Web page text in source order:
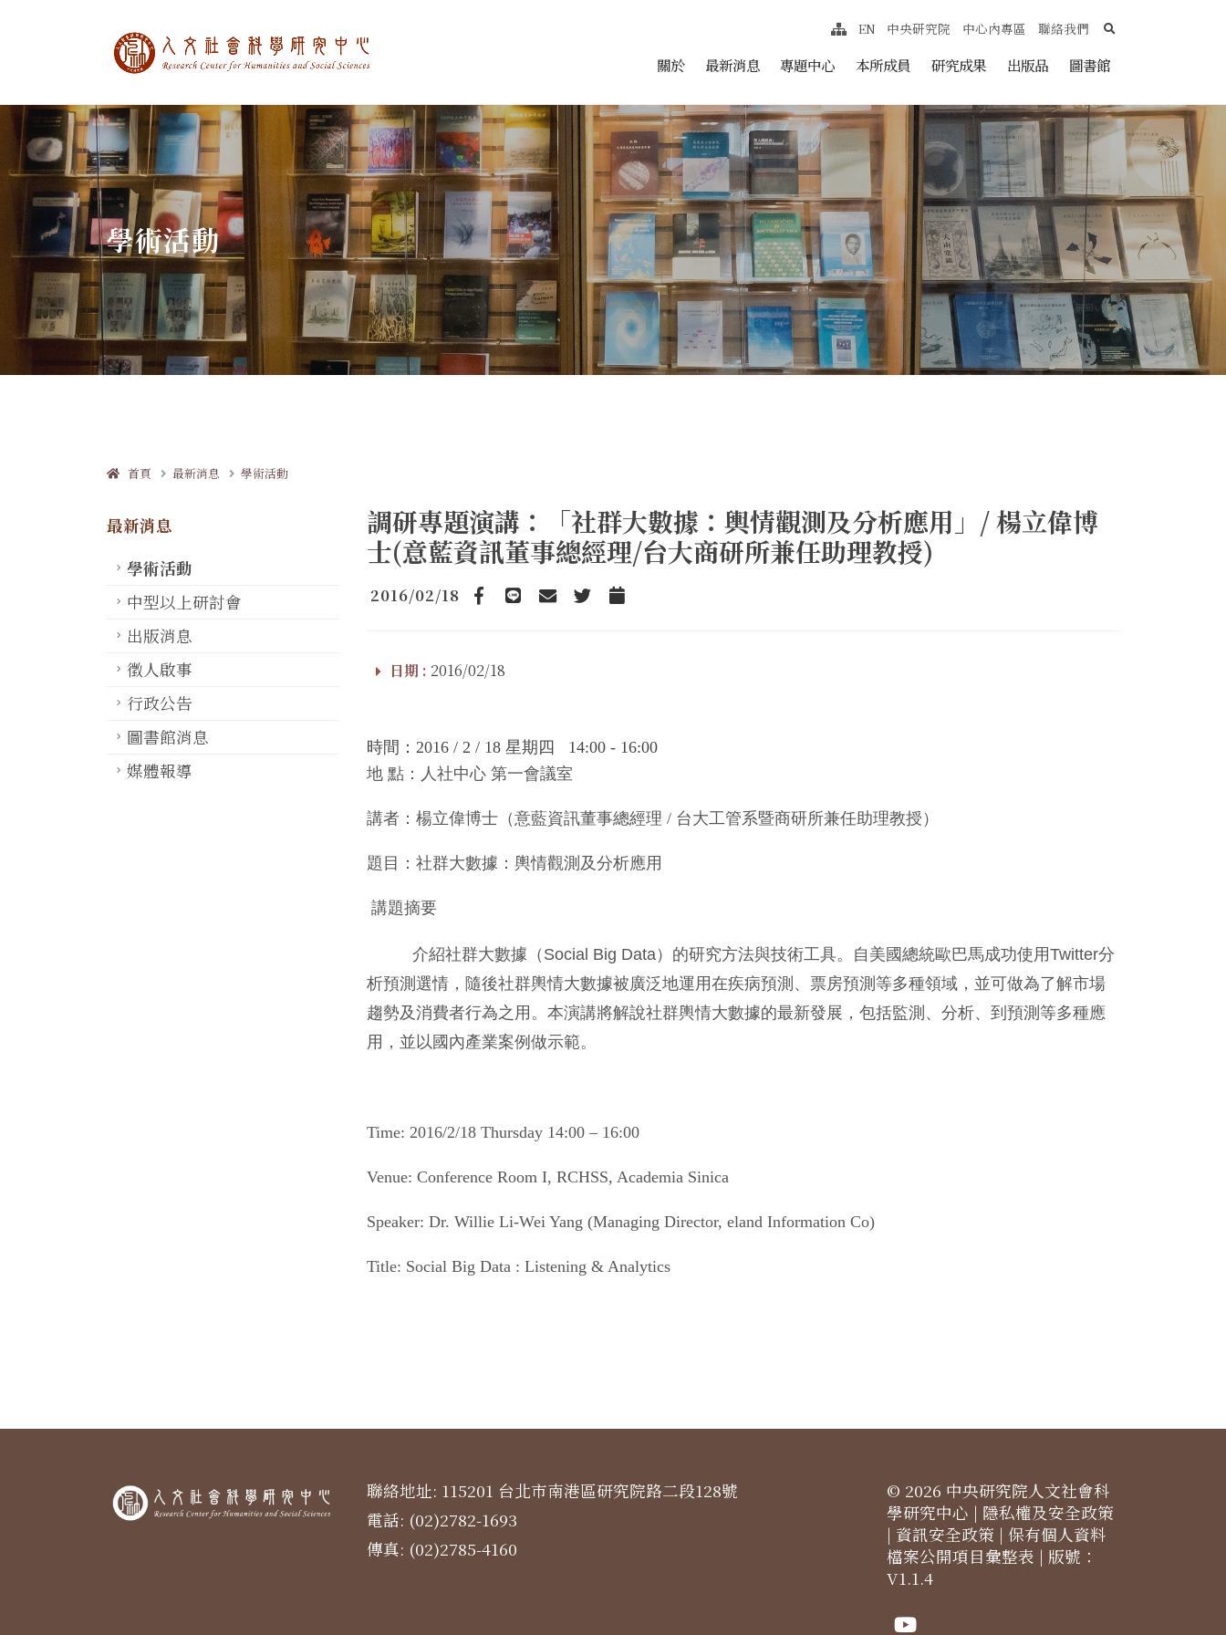
中央研究院人文社會科學研究中心 跳至中央區塊/Main Content
關於 最新消息 專題中心 本所成員 研究成果 出版品 圖書館
網站導覽
EN 中央研究院 中心內專區 聯絡我們 search
學術活動
首頁 最新消息 學術活動
最新消息
學術活動
中型以上研討會
出版消息
徵人啟事
行政公告
圖書館消息
媒體報導
調研專題演講：「社群大數據：輿情觀測及分析應用」/ 楊立偉博
士(意藍資訊董事總經理/台大商研所兼任助理教授)
2016/02/18
Facebook
line emailTwitterAdd to Calendar
日期 : 2016/02/18
時間： 2016 / 2 / 18 星期四 14:00 - 16:00
地 點：人社中心 第一會議室
講者：楊立偉博士（意藍資訊董事總經理 / 台大工管系暨商研所兼任助理教授）
題目： 社群大數據：輿情觀測及分析應用
講題摘要
介紹社群大數據（Social Big Data）的研究方法與技術工具。自美國總統歐巴馬成功使用Twitter分
析預測選情，隨後社群輿情大數據被廣泛地運用在疾病預測、票房預測等多種領域，並可做為了解市場
趨勢及消費者行為之用。本演講將解說社群輿情大數據的最新發展，包括監測、分析、到預測等多種應
用，並以國內產業案例做示範。
Time: 2016/2/18 Thursday 14:00 – 16:00
Venue: Conference Room I, RCHSS, Academia Sinica
Speaker: Dr. Willie Li-Wei Yang (Managing Director, eland Information Co)
Title: Social Big Data : Listening & Analytics
聯絡地址: 115201 台北市南港區研究院路二段128號
電話: (02)2782-1693
傳真: (02)2785-4160
© 2026 中央研究院人文社會科
學研究中心 | 隱私權及安全政策
| 資訊安全政策 | 保有個人資料
檔案公開項目彙整表 | 版號：
V1.1.4
Youtube